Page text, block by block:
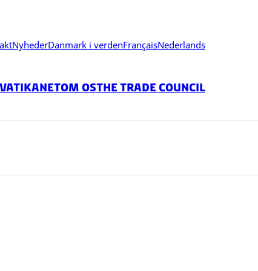
NyhederDanmark i verdenFrançaisNederlands
VatikanetOm osThe Trade Council